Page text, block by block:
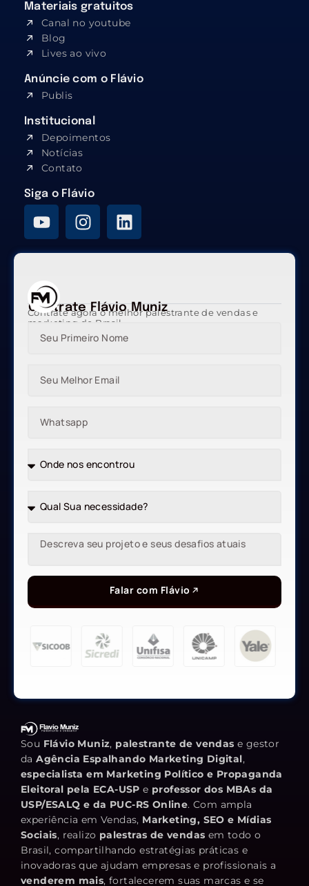
Materiais gratuitos
Canal no youtube
Blog
Lives ao vivo
Anúncie com o Flávio
Publis
Institucional
Depoimentos
Notícias
Contato
Siga o Flávio
Contrate Flávio Muniz
Contrate agora o melhor palestrante de vendas e
marketing do Brasil
Falar com Flávio
Sou Flávio Muniz, palestrante de vendas e gestor
daAgência Espalhando Marketing Digital,
especialista em Marketing Político e Propaganda
Eleitoral pela ECA-USP e professor dos MBAs da
USP/ESALQ e da PUC-RS Online. Com ampla
experiência em Vendas, Marketing, SEO e Mídias
Sociais, realizo palestras de vendas em todo o
Brasil, compartilhando estratégias práticas e
inovadoras que ajudam empresas e profissionais a
venderem mais, fortalecerem suas marcas e se